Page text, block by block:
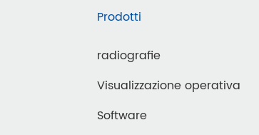
Prodotti
radiografie
Visualizzazione operativa
Software